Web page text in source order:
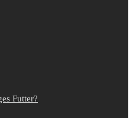
Futter?